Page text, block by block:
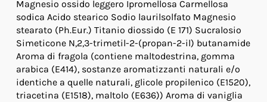
Magnesio ossido leggero Ipromellosa Carmellosa
sodica Acido stearico Sodio laurilsolfato Magnesio
stearato (Ph.Eur.) Titanio diossido (E 171) Sucralosio
Simeticone N,2,3-trimetil-2-(propan-2-il) butanamide
Aroma di fragola (contiene maltodestrina, gomma
arabica (E414), sostanze aromatizzanti naturali e/o
identiche a quelle naturali, glicole propilenico (E1520),
triacetina (E1518), maltolo (E636)) Aroma di vaniglia